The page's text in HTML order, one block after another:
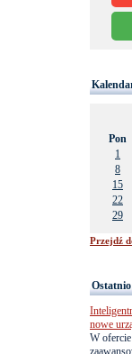
Pon
1
8
15
22
29
Przejdź
nowe
W ofercie